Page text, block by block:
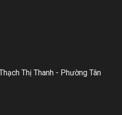
Thị Thanh - Phường Tân